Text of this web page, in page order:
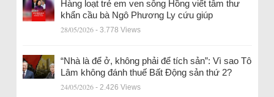
Hàng loạt trẻ em ven sông Hồng viết tâm thư
khẩn cầu bà Ngô Phương Ly cứu giúp
28/05/2026 - 3.778 Views
“Nhà là để ở, không phải để tích sản”: Vì sao Tô
Lâm không đánh thuế Bất Động sản thứ 2?
24/05/2026 - 2.426 Views